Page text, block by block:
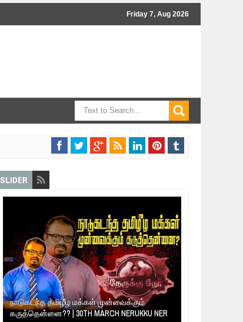
Friday 7, Aug 2026
SLIDER
நாடுகடந்த தமிழீழ மக்கள் முன்வைக்கும்
கருத்தென்னை?? | 30TH MARCH NERUKKU NER